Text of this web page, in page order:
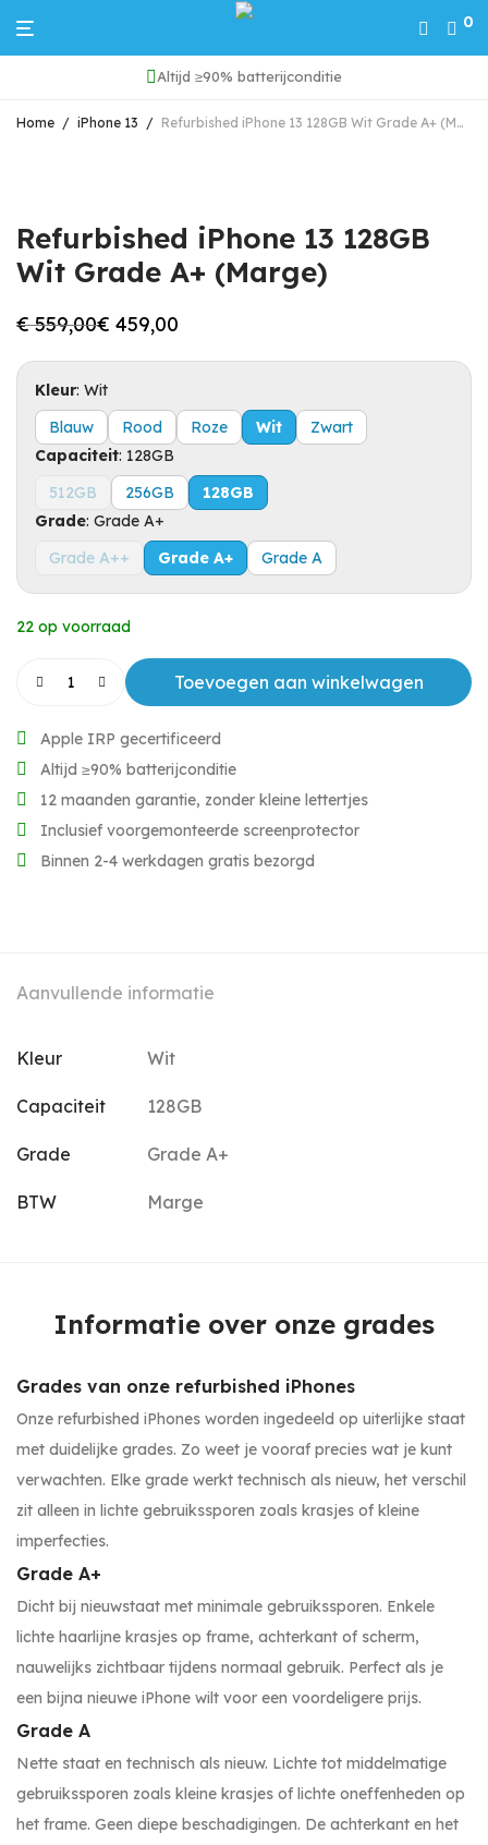
0
Altijd ≥90% batterijconditie
Home / iPhone 13 / Refurbished iPhone 13 128GB Wit Grade A+ (Marge)
Refurbished iPhone 13 128GB
Wit Grade A+ (Marge)
€559,00
Oorspronkelijke
was:
€ 559,00.
€ 459,00
Huidige
is:
€ 459,00.
Kleur: Wit
Blauw
Rood Roze Wit
Zwart
Capaciteit: 128GB
512GB
256GB
128GB
Grade: Grade A+
Grade A++
Grade A+ Grade A
22 op voorraad
Toevoegen aan winkelwagen
Apple IRP gecertificeerd
Altijd ≥90% batterijconditie
12 maanden garantie, zonder kleine lettertjes
Inclusief voorgemonteerde screenprotector
Binnen 2-4 werkdagen gratis bezorgd
Aanvullende informatie
Kleur Wit
Capaciteit 128GB
Grade Grade A+
BTW Marge
Informatie over onze grades
Grades van onze refurbished iPhones
Onze refurbished iPhones worden ingedeeld op uiterlijke staat
met duidelijke grades. Zo weet je vooraf precies wat je kunt
verwachten. Elke grade werkt technisch als nieuw, het verschil
zit alleen in lichte gebruikssporen zoals krasjes of kleine
imperfecties.
Grade A+
Dicht bij nieuwstaat met minimale gebruikssporen. Enkele
lichte haarlijne krasjes op frame, achterkant of scherm,
nauwelijks zichtbaar tijdens normaal gebruik. Perfect als je
een bijna nieuwe iPhone wilt voor een voordeligere prijs.
Grade A
Nette staat en technisch als nieuw. Lichte tot middelmatige
gebruikssporen zoals kleine krasjes of lichte oneffenheden op
het frame. Geen diepe beschadigingen. De achterkant en het